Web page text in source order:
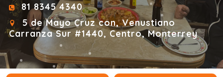
81 8345 4340
5 de Mayo Cruz con, Venustiano
Carranza Sur #1440, Centro, Monterrey